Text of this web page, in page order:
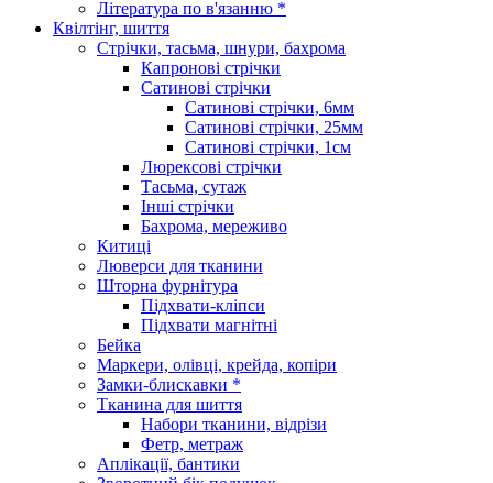
Література по в'язанню *
Квілтінг, шиття
Стрічки, тасьма, шнури, бахрома
Капронові стрічки
Сатинові стрічки
Сатинові стрічки, 6мм
Сатинові стрічки, 25мм
Сатинові стрічки, 1см
Люрексові стрічки
Тасьма, сутаж
Інші стрічки
Бахрома, мереживо
Китиці
Люверси для тканини
Шторна фурнітура
Підхвати-кліпси
Підхвати магнітні
Бейка
Маркери, олівці, крейда, копіри
Замки-блискавки *
Тканина для шиття
Набори тканини, відрізи
Фетр, метраж
Аплікації, бантики